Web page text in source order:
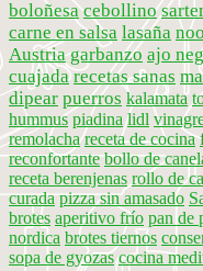
boloñesa cebollino
carne en salsa lasaña
Austria garbanzo ajo
cuajada recetas sanas
dipear puerros kalamata
hummus piadina lidl
remolacha receta de cocina
reconfortante bollo de
receta berenjenas rollo de
curada pizza sin amasado
brotes aperitivo frío pan de
nordica brotes tiernos
sopa de gyozas cocina